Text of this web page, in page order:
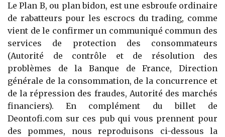
Le Plan B, ou plan bidon, est une esbroufe ordinaire
de rabatteurs pour les escrocs du trading, comme
vient de le confirmer un communiqué commun des
services de protection des consommateurs
(Autorité de contrôle et de résolution des
problèmes de la Banque de France, Direction
générale de la consommation, de la concurrence et
de la répression des fraudes, Autorité des marchés
financiers). En complément du billet de
Deontofi.com sur ces pub qui vous prennent pour
des pommes, nous reproduisons ci-dessous la